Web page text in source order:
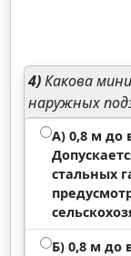
4)Какова
наружных
А) 0,8 м до
стальных
Б) 0,8 м до